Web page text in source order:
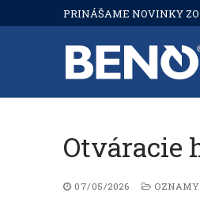
na
PRINÁŠAME NOVINKY ZO
Otváracie
07/05/2026 OZNAMY